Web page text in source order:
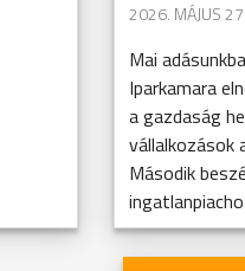
2026. MÁJUS
Mai
Iparkamara
a gazdaság
vállalkozások
Második